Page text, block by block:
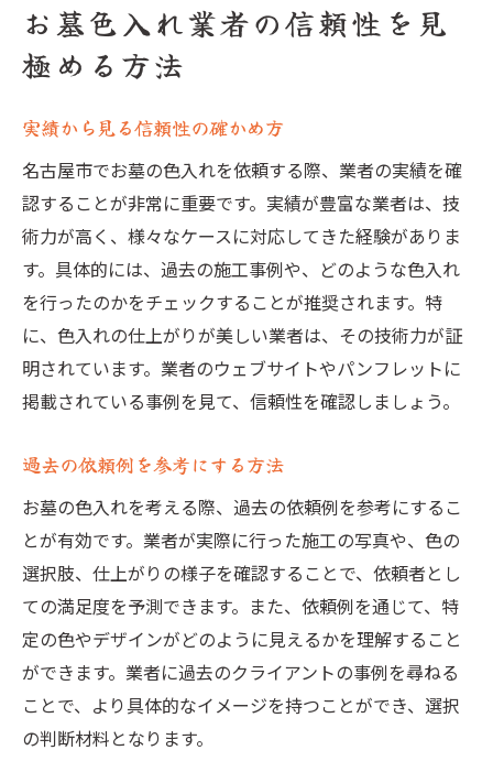
お墓色入れ業者の信頼性を見
極める方法
実績から見る信頼性の確かめ方
名古屋市でお墓の色入れを依頼する際、業者の実績を確
認することが非常に重要です。実績が豊富な業者は、技
術力が高く、様々なケースに対応してきた経験がありま
す。具体的には、過去の施工事例や、どのような色入れ
を行ったのかをチェックすることが推奨されます。特
に、色入れの仕上がりが美しい業者は、その技術力が証
明されています。業者のウェブサイトやパンフレットに
掲載されている事例を見て、信頼性を確認しましょう。
過去の依頼例を参考にする方法
お墓の色入れを考える際、過去の依頼例を参考にするこ
とが有効です。業者が実際に行った施工の写真や、色の
選択肢、仕上がりの様子を確認することで、依頼者とし
ての満足度を予測できます。また、依頼例を通じて、特
定の色やデザインがどのように見えるかを理解すること
ができます。業者に過去のクライアントの事例を尋ねる
ことで、より具体的なイメージを持つことができ、選択
の判断材料となります。